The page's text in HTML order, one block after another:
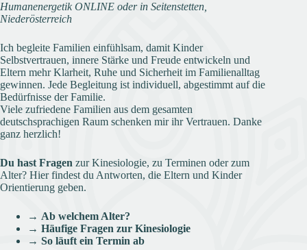
Humanenergetik ONLINE oder in Seitenstetten,
Niederösterreich
Ich begleite Familien einfühlsam, damit Kinder
Selbstvertrauen, innere Stärke und Freude entwickeln und
Eltern mehr Klarheit, Ruhe und Sicherheit im Familienalltag
gewinnen. Jede Begleitung ist individuell, abgestimmt auf die
Bedürfnisse der Familie.
Viele zufriedene Familien aus dem gesamten
deutschsprachigen Raum schenken mir ihr Vertrauen. Danke
ganz herzlich!
Du hast Fragen zur Kinesiologie, zu Terminen oder zum
Alter? Hier findest du Antworten, die Eltern und Kinder
Orientierung geben.
→ Ab welchem Alter?
→ Häufige Fragen zur Kinesiologie
→ So läuft ein Termin ab